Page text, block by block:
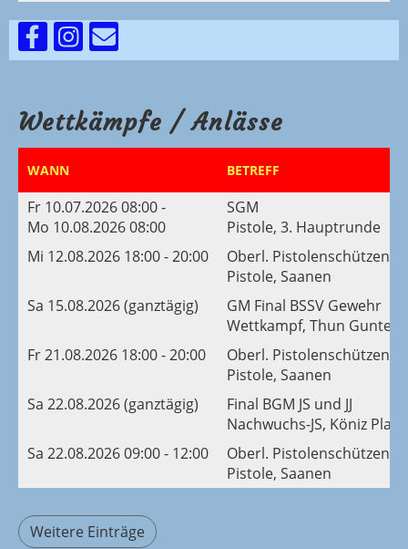
Wettkämpfe / Anlässe
WANN BETREFF
Fr 10.07.2026 08:00 -
Mo 10.08.2026 08:00
SGM
Pistole, 3. Hauptrunde
Mi 12.08.2026 18:00 - 20:00
Oberl.
Pistole, Saanen
Sa 15.08.2026 (ganztägig)
GM Final BSSV Gewehr
Wettkampf, Thun
Fr 21.08.2026 18:00 - 20:00
Oberl.
Pistole, Saanen
Sa 22.08.2026 (ganztägig)
Final BGM JS und JJ
Nachwuchs-JS, Köniz
Sa 22.08.2026 09:00 - 12:00
Oberl.
Pistole, Saanen
Weitere Einträge